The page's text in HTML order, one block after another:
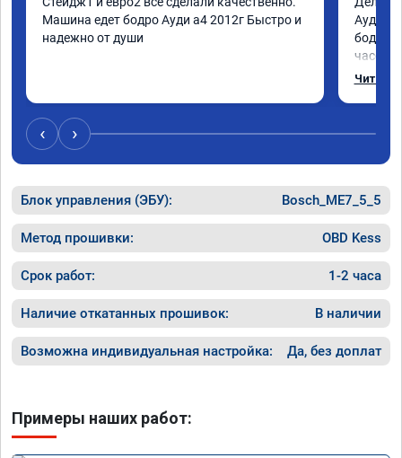
Машина едет бодро Ауди а4 2012г Быстро и
надежно от души
как
Читать
‹ ›
Блок управления (ЭБУ): Bosch_ME7_5_5
Метод прошивки: OBD Kess
Срок работ: 1-2 часа
Наличие откатанных прошивок: В наличии
Возможна индивидуальная настройка: Да, без доплат
Примеры наших работ: